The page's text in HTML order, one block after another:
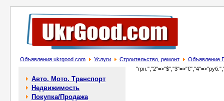
Объявления ukrgood.com Услуги Строительство, ремонт Объявление
Авто. Мото. Транспорт
Недвижимость
Покупка/Продажа